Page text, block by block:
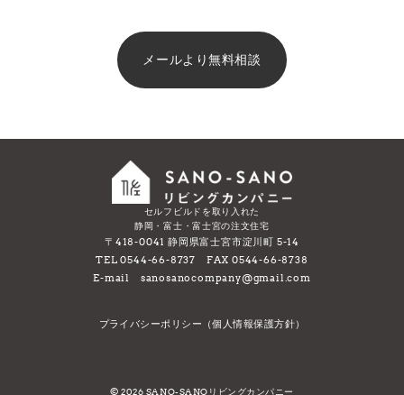
メールより無料相談
セルフビルドを取り入れた
静岡・富士・富士宮の注文住宅
〒418-0041 静岡県富士宮市淀川町 5-14
TEL 0544-66-8737 FAX 0544-66-8738
E-mail sanosanocompany@gmail.com
プライバシーポリシー（個人情報保護方針）
© 2026 SANO-SANOリビングカンパニー